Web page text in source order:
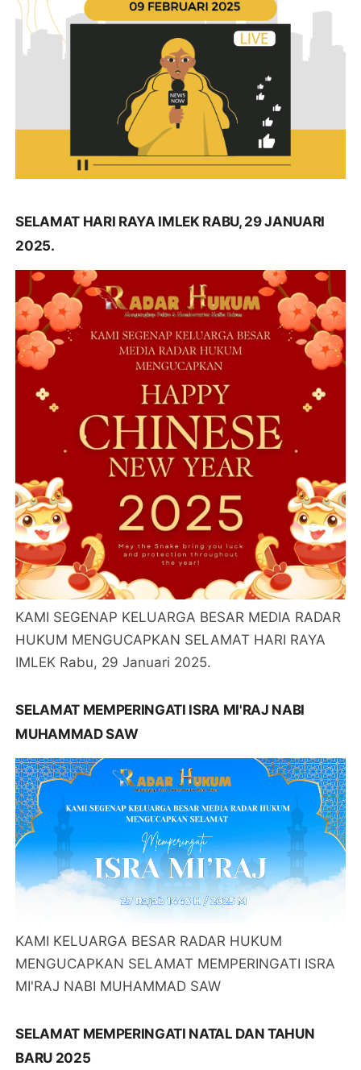
SELAMAT HARI RAYA IMLEK RABU, 29 JANUARI
2025.
KAMI SEGENAP KELUARGA BESAR MEDIA RADAR
HUKUM MENGUCAPKAN SELAMAT HARI RAYA
IMLEK Rabu, 29 Januari 2025.
SELAMAT MEMPERINGATI ISRA MI'RAJ NABI
MUHAMMAD SAW
KAMI KELUARGA BESAR RADAR HUKUM
MENGUCAPKAN SELAMAT MEMPERINGATI ISRA
MI'RAJ NABI MUHAMMAD SAW
SELAMAT MEMPERINGATI NATAL DAN TAHUN
BARU 2025